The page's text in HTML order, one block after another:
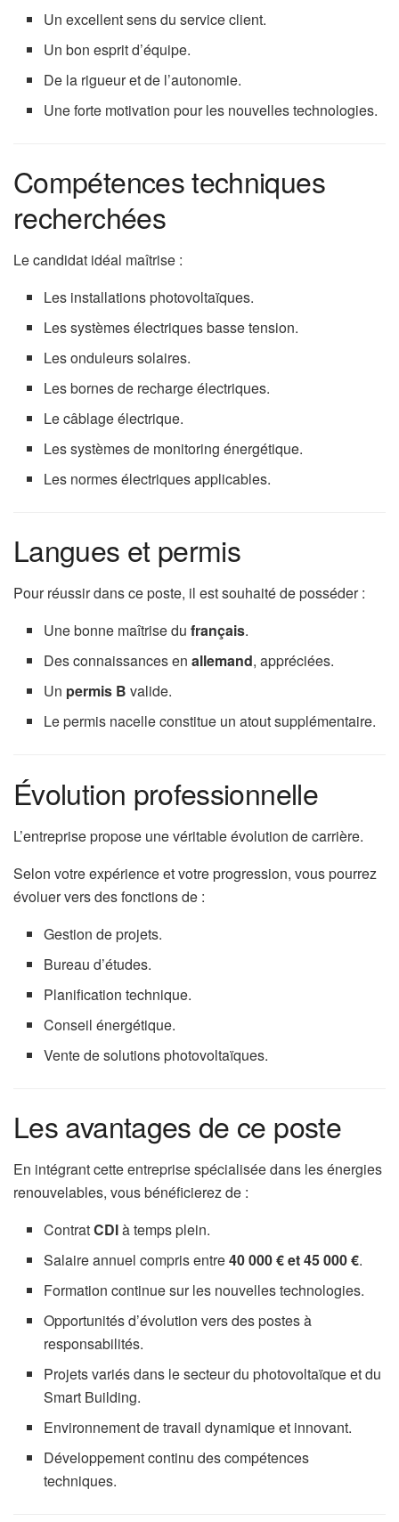
Un excellent sens du service client.
Un bon esprit d’équipe.
De la rigueur et de l’autonomie.
Une forte motivation pour les nouvelles technologies.
Compétences techniques
recherchées
Le candidat idéal maîtrise :
Les installations photovoltaïques.
Les systèmes électriques basse tension.
Les onduleurs solaires.
Les bornes de recharge électriques.
Le câblage électrique.
Les systèmes de monitoring énergétique.
Les normes électriques applicables.
Langues et permis
Pour réussir dans ce poste, il est souhaité de posséder :
Une bonne maîtrise dufrançais.
Des connaissances enallemand, appréciées.
Un permis B valide.
Le permis nacelle constitue un atout supplémentaire.
Évolution professionnelle
L’entreprise propose une véritable évolution de carrière.
Selon votre expérience et votre progression, vous pourrez
évoluer vers des fonctions de :
Gestion de projets.
Bureau d’études.
Planification technique.
Conseil énergétique.
Vente de solutions photovoltaïques.
Les avantages de ce poste
En intégrant cette entreprise spécialisée dans les énergies
renouvelables, vous bénéficierez de :
ContratCDIà temps plein.
Salaire annuel compris entre40 000 € et 45 000 €.
Formation continue sur les nouvelles technologies.
Opportunités d’évolution vers des postes à
responsabilités.
Projets variés dans le secteur du photovoltaïque et du
Smart Building.
Environnement de travail dynamique et innovant.
Développement continu des compétences
techniques.